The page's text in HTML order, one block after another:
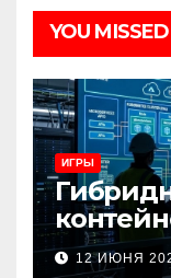
YOU MISSED
ИГРЫ
12 ИЮНЯ